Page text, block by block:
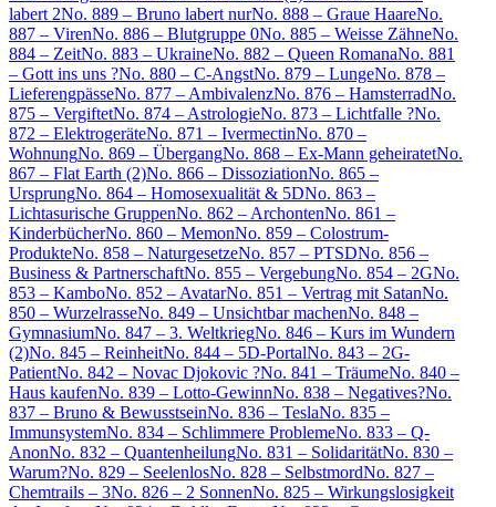
labert 2No. 889 – Bruno labert nurNo. 888 – Graue HaareNo.
887 – VirenNo. 886 – Blutgruppe 0No. 885 – Weisse ZähneNo.
884 – ZeitNo. 883 – UkraineNo. 882 – Queen RomanaNo. 881
– Gott ins uns ?No. 880 – C-AngstNo. 879 – LungeNo. 878 –
LieferengpässeNo. 877 – AmbivalenzNo. 876 – HamsterradNo.
875 – VergiftetNo. 874 – AstrologieNo. 873 – Lichtfalle ?No.
872 – ElektrogeräteNo. 871 – IvermectinNo. 870 –
WohnungNo. 869 – ÜbergangNo. 868 – Ex-Mann geheiratetNo.
867 – Flat Earth (2)No. 866 – DissoziationNo. 865 –
UrsprungNo. 864 – Homosexualität & 5DNo. 863 –
Lichtasurische GruppenNo. 862 – ArchontenNo. 861 –
KinderbücherNo. 860 – MemonNo. 859 – Colostrum-
ProdukteNo. 858 – NaturgesetzeNo. 857 – PTSDNo. 856 –
Business & PartnerschaftNo. 855 – VergebungNo. 854 – 2GNo.
853 – KamboNo. 852 – AvatarNo. 851 – Vertrag mit SatanNo.
850 – WurzelrasseNo. 849 – Unsichtbar machenNo. 848 –
GymnasiumNo. 847 – 3. WeltkriegNo. 846 – Kurs im Wundern
(2)No. 845 – ReinheitNo. 844 – 5D-PortalNo. 843 – 2G-
PatientNo. 842 – Novac Djokovic ?No. 841 – TräumeNo. 840 –
Haus kaufenNo. 839 – Lotto-GewinnNo. 838 – Negatives?No.
837 – Bruno & BewusstseinNo. 836 – TeslaNo. 835 –
ImmunsystemNo. 834 – Schlimmere ProblemeNo. 833 – Q-
AnonNo. 832 – QuantenheilungNo. 831 – SolidaritätNo. 830 –
Warum?No. 829 – SeelenlosNo. 828 – SelbstmordNo. 827 –
Chemtrails – 3No. 826 – 2 SonnenNo. 825 – Wirkungslosigkeit